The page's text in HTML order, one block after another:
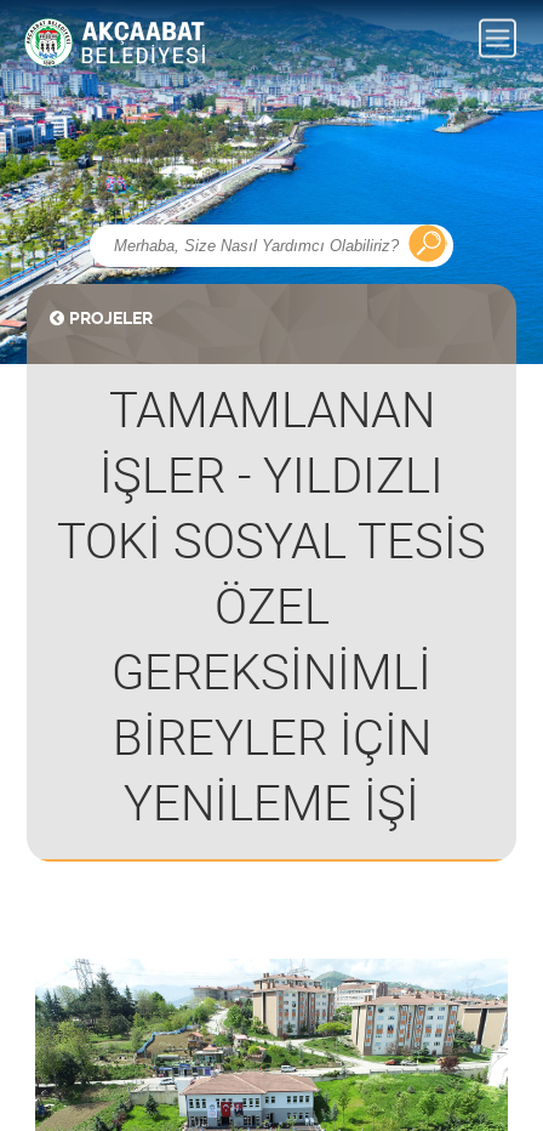
PROJELER
TAMAMLANAN
İŞLER - YILDIZLI
TOKİ SOSYAL TESİS
ÖZEL
GEREKSİNİMLİ
BİREYLER İÇİN
YENİLEME İŞİ